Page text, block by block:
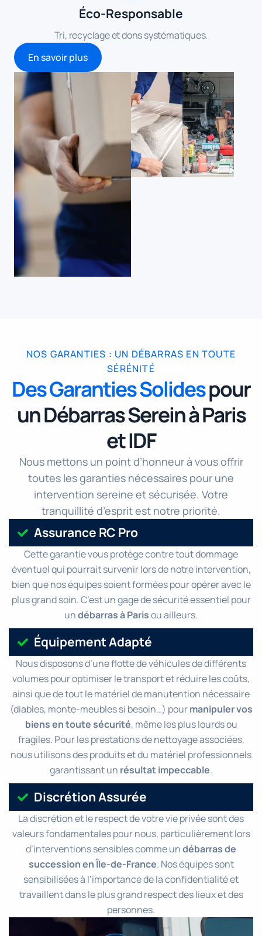
Éco-Responsable
Tri, recyclage et dons systématiques.
En savoir plus
NOS GARANTIES : UN DÉBARRAS EN TOUTE
SÉRÉNITÉ
Des Garanties Solidespour
un Débarras Serein à Paris
et IDF
Nous mettons un point d’honneur à vous offrir
toutes les garanties nécessaires pour une
intervention sereine et sécurisée. Votre
tranquillité d’esprit est notre priorité.
Assurance RC Pro
Cette garantie vous protège contre tout dommage
éventuel qui pourrait survenir lors de notre intervention,
bien que nos équipes soient formées pour opérer avec le
plus grand soin. C’est un gage de sécurité essentiel pour
undébarras à Parisou ailleurs.
Équipement Adapté
Nous disposons d’une flotte de véhicules de différents
volumes pour optimiser le transport et réduire les coûts,
ainsi que de tout le matériel de manutention nécessaire
(diables, monte-meubles si besoin…) pourmanipuler vos
biens en toute sécurité, même les plus lourds ou
fragiles. Pour les prestations de nettoyage associées,
nous utilisons des produits et du matériel professionnels
garantissant un résultat impeccable.
Discrétion Assurée
La discrétion et le respect de votre vie privée sont des
valeurs fondamentales pour nous, particulièrement lors
d’interventions sensibles comme undébarras de
succession en Île-de-France. Nos équipes sont
sensibilisées à l’importance de la confidentialité et
travaillent dans le plus grand respect des lieux et des
personnes.